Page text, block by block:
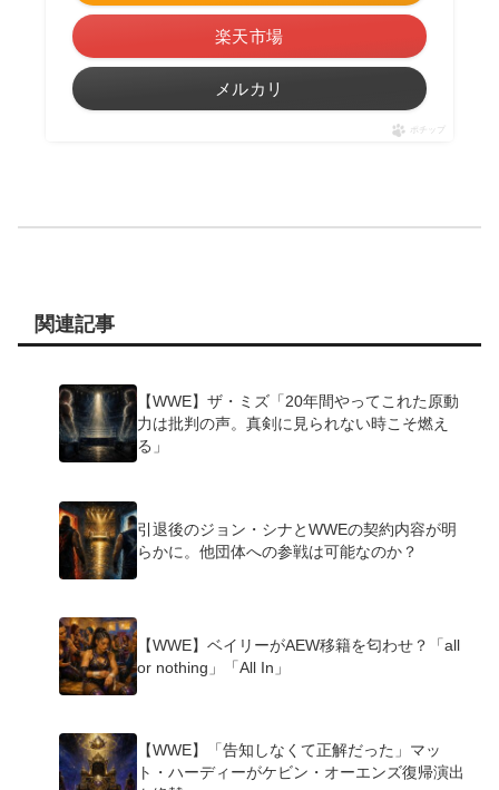
楽天市場
メルカリ
ポチップ
関連記事
【WWE】ザ・ミズ「20年間やってこれた原動
力は批判の声。真剣に見られない時こそ燃え
る」
引退後のジョン・シナとWWEの契約内容が明
らかに。他団体への参戦は可能なのか？
【WWE】ベイリーがAEW移籍を匂わせ？「all
or nothing」「All In」
【WWE】「告知しなくて正解だった」マッ
ト・ハーディーがケビン・オーエンズ復帰演出